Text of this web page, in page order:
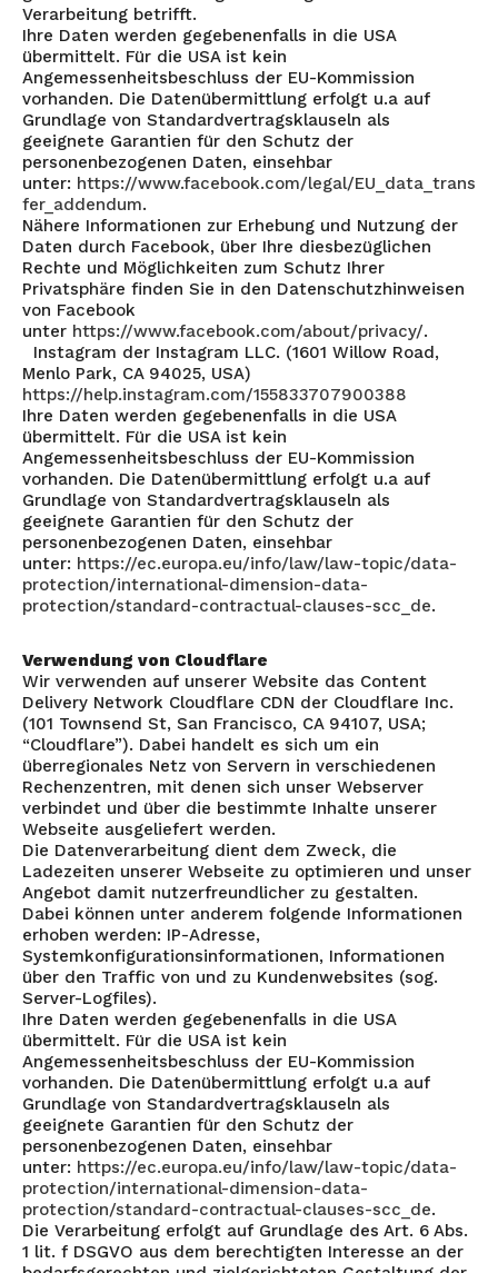
Verarbeitung betrifft.
Ihre Daten werden gegebenenfalls in die USA
übermittelt. Für die USA ist kein
Angemessenheitsbeschluss der EU-Kommission
vorhanden. Die Datenübermittlung erfolgt u.a auf
Grundlage von Standardvertragsklauseln als
geeignete Garantien für den Schutz der
personenbezogenen Daten, einsehbar
unter: https://www.facebook.com/legal/EU_data_trans
fer_addendum.
Nähere Informationen zur Erhebung und Nutzung der
Daten durch Facebook, über Ihre diesbezüglichen
Rechte und Möglichkeiten zum Schutz Ihrer
Privatsphäre finden Sie in den Datenschutzhinweisen
von Facebook
unter https://www.facebook.com/about/privacy/.
Instagram der Instagram LLC. (1601 Willow Road,
Menlo Park, CA 94025, USA)
https://help.instagram.com/155833707900388
Ihre Daten werden gegebenenfalls in die USA
übermittelt. Für die USA ist kein
Angemessenheitsbeschluss der EU-Kommission
vorhanden. Die Datenübermittlung erfolgt u.a auf
Grundlage von Standardvertragsklauseln als
geeignete Garantien für den Schutz der
personenbezogenen Daten, einsehbar
unter: https://ec.europa.eu/info/law/law-topic/data-
protection/international-dimension-data-
protection/standard-contractual-clauses-scc_de.
Verwendung von Cloudflare
Wir verwenden auf unserer Website das Content
Delivery Network Cloudflare CDN der Cloudflare Inc.
(101 Townsend St, San Francisco, CA 94107, USA;
“Cloudflare”). Dabei handelt es sich um ein
überregionales Netz von Servern in verschiedenen
Rechenzentren, mit denen sich unser Webserver
verbindet und über die bestimmte Inhalte unserer
Webseite ausgeliefert werden.
Die Datenverarbeitung dient dem Zweck, die
Ladezeiten unserer Webseite zu optimieren und unser
Angebot damit nutzerfreundlicher zu gestalten.
Dabei können unter anderem folgende Informationen
erhoben werden: IP-Adresse,
Systemkonfigurationsinformationen, Informationen
über den Traffic von und zu Kundenwebsites (sog.
Server-Logfiles).
Ihre Daten werden gegebenenfalls in die USA
übermittelt. Für die USA ist kein
Angemessenheitsbeschluss der EU-Kommission
vorhanden. Die Datenübermittlung erfolgt u.a auf
Grundlage von Standardvertragsklauseln als
geeignete Garantien für den Schutz der
personenbezogenen Daten, einsehbar
unter: https://ec.europa.eu/info/law/law-topic/data-
protection/international-dimension-data-
protection/standard-contractual-clauses-scc_de.
Die Verarbeitung erfolgt auf Grundlage des Art. 6 Abs.
1 lit. f DSGVO aus dem berechtigten Interesse an der